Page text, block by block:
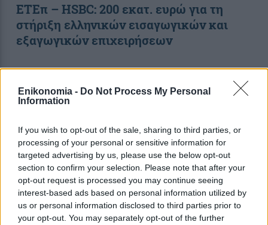
Enikonomia - Do Not Process My Personal
Information
If you wish to opt-out of the sale, sharing to third parties, or
processing of your personal or sensitive information for
targeted advertising by us, please use the below opt-out
section to confirm your selection. Please note that after your
opt-out request is processed you may continue seeing
interest-based ads based on personal information utilized by
us or personal information disclosed to third parties prior to
your opt-out. You may separately opt-out of the further
ΕΤΕπ – HSBC: 200 εκατ. ευρώ για τη
στήριξη ελληνικών εισαγωγικών και
εξαγωγικών επιχειρήσεων
19:50, 26 Ιανουαρίου 2023 || Οικονομία